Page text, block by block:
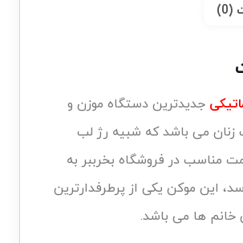
جدیدترین دستگاه موزن و
زنان می باشد که شبیه رژ لب
مناسب در فروشگاه بخرببر به
این موکن یکی از پرطرفدارترین
خانم ها می باشد.